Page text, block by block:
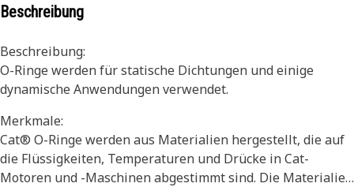
Beschreibung
Beschreibung:
O-Ringe werden für statische Dichtungen und einige
dynamische Anwendungen verwendet.
Merkmale:
Cat® O-Ringe werden aus Materialien hergestellt, die auf
die Flüssigkeiten, Temperaturen und Drücke in Cat-
Motoren und -Maschinen abgestimmt sind. Die Materialien